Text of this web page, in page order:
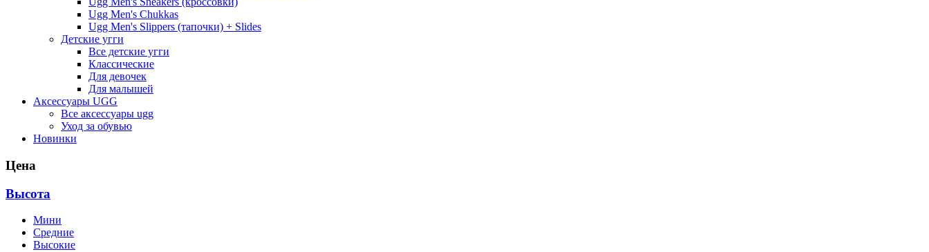
Ugg Men's Chukkas
Ugg Men's Slippers (тапочки) + Slides
Детские угги
Все детские угги
Классические
Для девочек
Для малышей
Аксессуары UGG
Все аксессуары ugg
Уход за обувью
Новинки
Цена
Высота
Мини
Средние
Высокие